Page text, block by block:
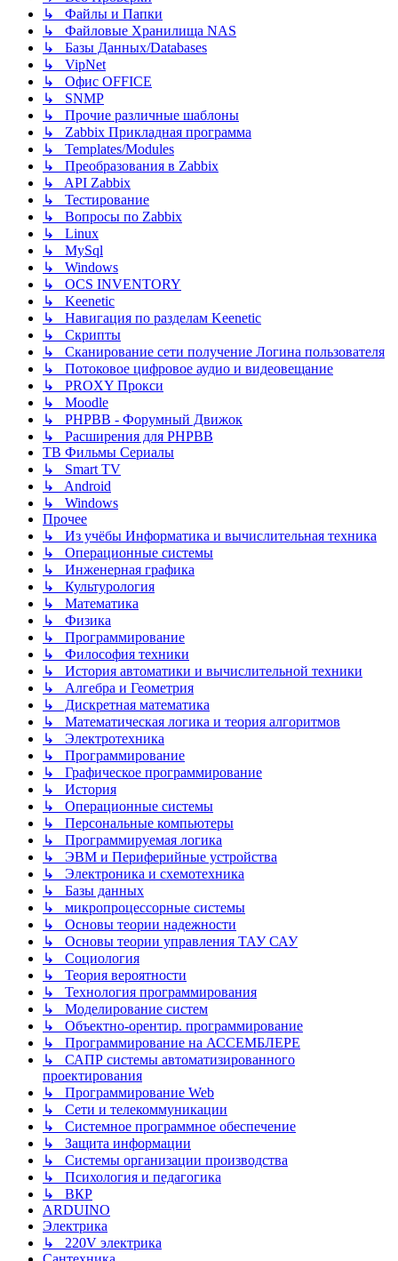
↳ Файлы и Папки
↳ Файловые Хранилища NAS
↳ Базы Данных/Databases
↳ VipNet
↳ Офис OFFICE
↳ SNMP
↳ Прочие различные шаблоны
↳ Zabbix Прикладная программа
↳ Templates/Modules
↳ Преобразования в Zabbix
↳ API Zabbix
↳ Тестирование
↳ Вопросы по Zabbix
↳ Linux
↳ MySql
↳ Windows
↳ OCS INVENTORY
↳ Keenetic
↳ Навигация по разделам Keenetic
↳ Скрипты
↳ Сканирование сети получение Логина пользователя
↳ Потоковое цифровое аудио и видеовещание
↳ PROXY Прокси
↳ Moodle
↳ PHPBB - Форумный Движок
↳ Расширения для PHPBB
ТВ Фильмы Сериалы
↳ Smart TV
↳ Android
↳ Windows
Прочее
↳ Из учёбы Информатика и вычислительная техника
↳ Операционные системы
↳ Инженерная графика
↳ Культурология
↳ Математика
↳ Физика
↳ Программирование
↳ Философия техники
↳ История автоматики и вычислительной техники
↳ Алгебра и Геометрия
↳ Дискретная математика
↳ Математическая логика и теория алгоритмов
↳ Электротехника
↳ Программирование
↳ Графическое программирование
↳ История
↳ Операционные системы
↳ Персональные компьютеры
↳ Программируемая логика
↳ ЭВМ и Периферийные устройства
↳ Электроника и схемотехника
↳ Базы данных
↳ микропроцессорные системы
↳ Основы теории надежности
↳ Основы теории управления ТАУ САУ
↳ Социология
↳ Теория вероятности
↳ Технология программирования
↳ Моделирование систем
↳ Объектно-орентир. программирование
↳ Программирование на АССЕМБЛЕРЕ
↳ САПР системы автоматизированного
проектирования
↳ Программирование Web
↳ Сети и телекоммуникации
↳ Системное программное обеспечение
↳ Защита информации
↳ Системы организации производства
↳ Психология и педагогика
↳ ВКР
ARDUINO
Электрика
↳ 220V электрика